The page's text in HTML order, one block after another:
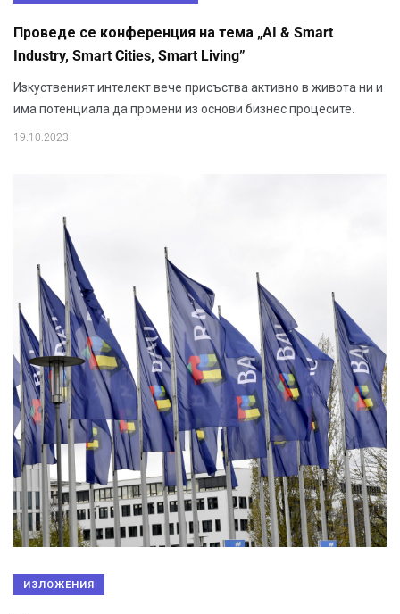
Проведе се конференция на тема „AI & Smart
Industry, Smart Cities, Smart Living”
Изкуственият интелект вече присъства активно в живота ни и
има потенциала да промени из основи бизнес процесите.
19.10.2023
ИЗЛОЖЕНИЯ